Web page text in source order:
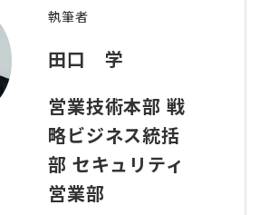
執筆者
田口 学
営業技術本部 戦
略ビジネス統括
部 セキュリティ
営業部